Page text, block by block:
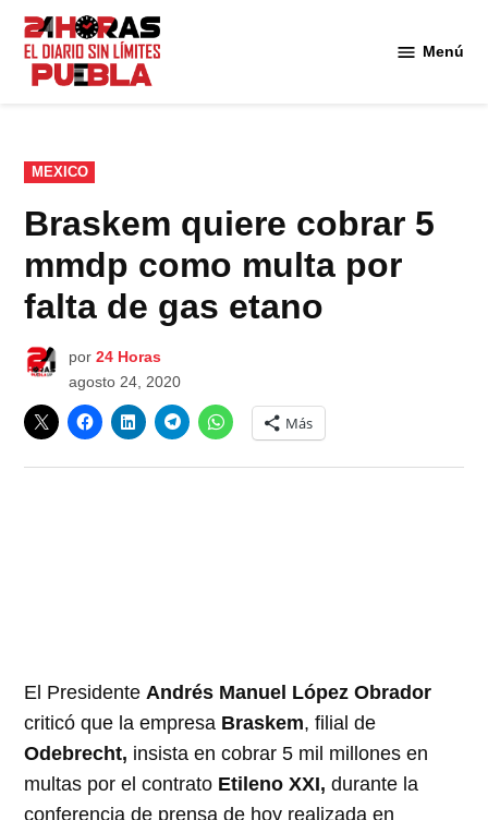
Saltar
contenido
Menú
PUBLICADO
EN
MEXICO
Braskem quiere cobrar 5
mmdp como multa por
falta de gas etano
por 24 Horas
agosto 24, 2020
Más
El PresidenteAndrés Manuel López Obrador
criticó que la empresa Braskem, filial de
Odebrecht, insista en cobrar 5 mil millones en
multas por el contrato Etileno XXI, durante la
conferencia de prensa de hoy realizada en